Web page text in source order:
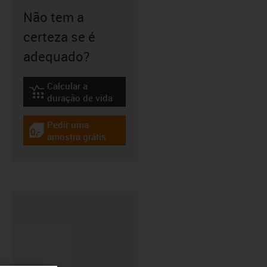
Não tem a
certeza se é
adequado?
igus-icon-lebensdauerrechner
Calcular a
duração de vida
igus-icon-gratismuster
Pedir uma
amostra grátis